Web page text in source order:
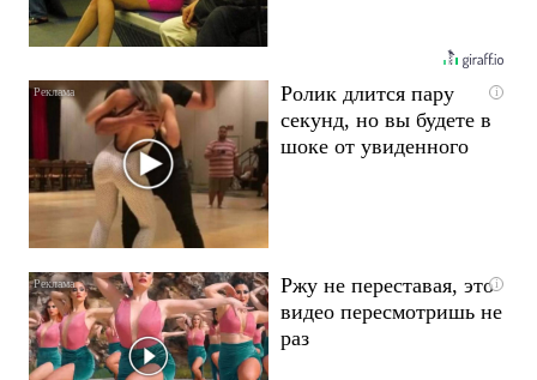
i
Ролик длится пару
секунд, но вы будете в
шоке от увиденного
i
Ржу не переставая, это
видео пересмотришь не
раз